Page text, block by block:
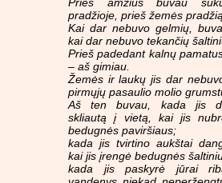
Prieš amžius buvau
pradžioje, prieš žemės
Kai dar nebuvo gelmių,
kai dar nebuvo tekančių
Prieš padedant kalnų
– aš gimiau.
Žemės ir laukų jis dar
pirmųjų pasaulio molio
Aš ten buvau, kada jis
skliautą į vietą, kai jis
bedugnės paviršiaus;
kada jis tvirtino aukštai
kai jis įrengė bedugnės
kada jis paskyrė jūrai